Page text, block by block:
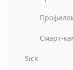
Смарт-
Sick